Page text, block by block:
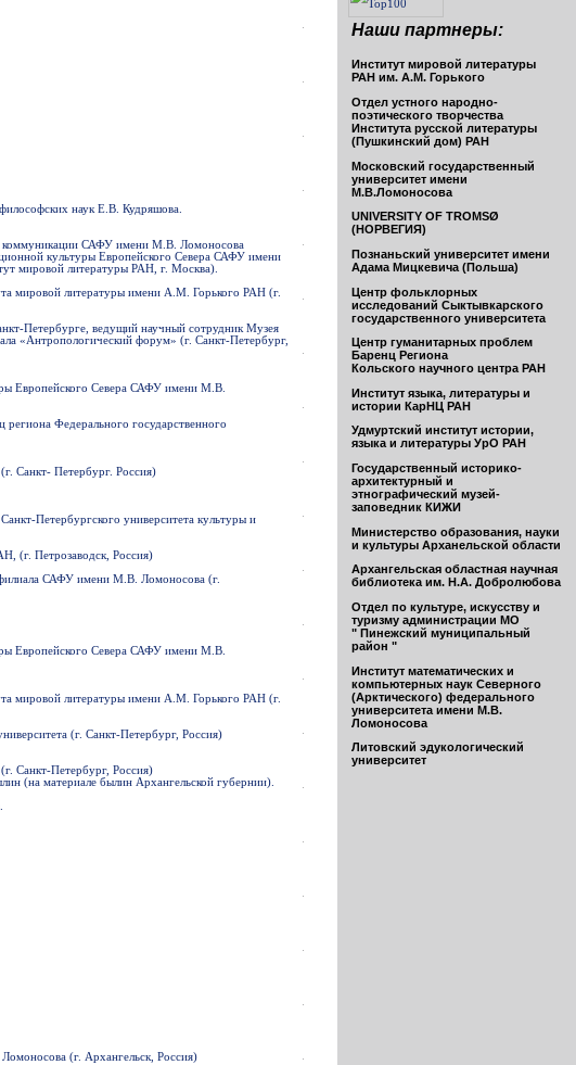
наук Е.В. Кудряшова.
коммуникации САФУ имени М.В. Ломоносова
культуры Европейского Севера САФУ имени
мировой литературы РАН, г. Москва).
мировой литературы имени А.М. Горького РАН (г.
Петербурге, ведущий научный сотрудник Музея
«Антропологический форум» (г. Санкт-Петербург,
Европейского Севера САФУ имени М.В.
Федерального государственного
Санкт- Петербург. Россия)
Петербургского университета культуры и
(г. Петрозаводск, Россия)
филиала САФУ имени М.В. Ломоносова (г.
Европейского Севера САФУ имени М.В.
мировой литературы имени А.М. Горького РАН (г.
(г. Санкт-Петербург, Россия)
Санкт-Петербург, Россия)
(на материале былин Архангельской губернии).
(г. Архангельск, Россия)
Наши партнеры:
Институт мировой литературы
РАН им. А.М. Горького
Отдел устного народно-
поэтического творчества
Института русской литературы
(Пушкинский дом) РАН
Московский государственный
университет имени
М.В.Ломоносова
UNIVERSITY OF TROMSØ
(НОРВЕГИЯ)
Познаньский университет имени
Адама Мицкевича (Польша)
Центр фольклорных
исследований Сыктывкарского
государственного университета
Центр гуманитарных проблем
Баренц Региона
Кольского научного центра РАН
Институт языка, литературы и
истории КарНЦ РАН
Удмуртский институт истории,
языка и литературы УрО РАН
Государственный историко-
архитектурный и
этнографический музей-
заповедник КИЖИ
Министерство образования, науки
и культуры Арханельской области
Архангельская областная научная
библиотека им. Н.А. Добролюбова
Отдел по культуре, искусству и
туризму администрации МО
" Пинежский муниципальный
район "
Институт математических и
компьютерных наук Северного
(Арктического) федерального
университета имени М.В.
Ломоносова
Литовский эдукологический
университет